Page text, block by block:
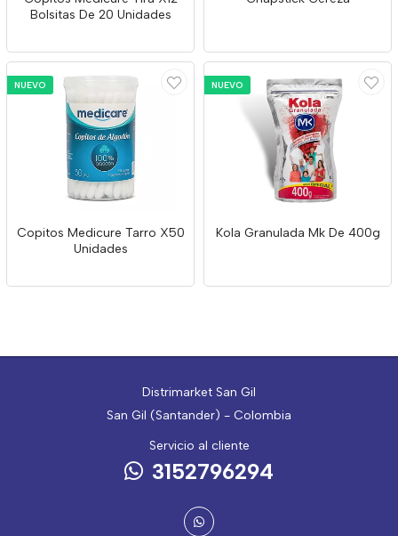
Bolsitas De 20 Unidades
NUEVO
Copitos Medicure Tarro X50
Unidades
NUEVO
Kola Granulada Mk De 400g
Distrimarket San Gil
San Gil (Santander) - Colombia
Servicio al cliente
3152796294